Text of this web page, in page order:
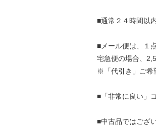
■通常２４時間以
■メール便は、１
宅急便の場合、
※「代引き」ご希
■「非常に良い」
■中古品ではござ